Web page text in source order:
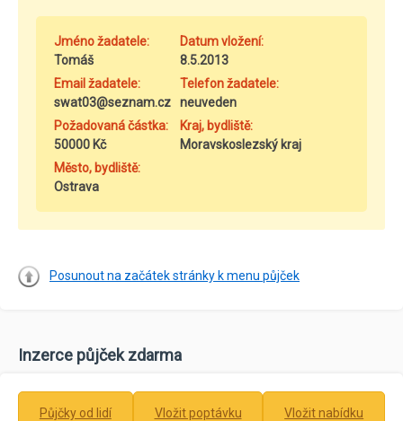
Jméno žadatele:
Tomáš
Datum vložení:
8.5.2013
Email žadatele:
swat03@seznam.cz
Telefon žadatele:
neuveden
Požadovaná částka:
50000 Kč
Kraj, bydliště:
Moravskoslezský kraj
Město, bydliště:
Ostrava
Posunout na začátek stránky k menu půjček
Inzerce půjček zdarma
Půjčky od lidí Vložit poptávku Vložit nabídku